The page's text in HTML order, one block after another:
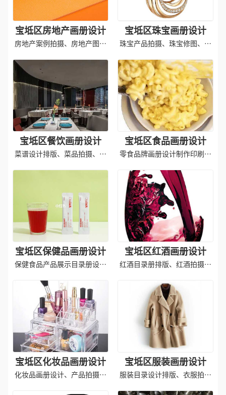
宝坻区房地产画册设计
房地产案例拍摄、房地产图册
宝坻区珠宝画册设计
珠宝产品拍摄、珠宝修图、画
宝坻区餐饮画册设计
菜谱设计排版、菜品拍摄、印
宝坻区食品画册设计
零食品牌画册设计制作印刷产
宝坻区保健品画册设计
保健食品产品展示目录册设计
宝坻区红酒画册设计
红酒目录册排版、红酒拍摄印
宝坻区化妆品画册设计
化妆品画册设计、产品拍摄、
宝坻区服装画册设计
服装目录设计排版、衣服拍摄